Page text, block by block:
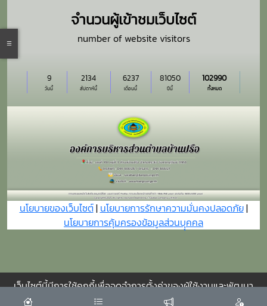
จำนวนผู้เข้าชมเว็บไซต์
number of website visitors
วันนี้
9
สัปดาห์นี้
2134
เดือนนี้
6237
ปีนี้
81050
ทั้งหมด
102990
นโยบายของเว็บไซต์| นโยบายการรักษาความมั่นคงปลอดภัย|
นโยบายการคุ้มครองข้อมูลส่วนบุุคคล
เว็บไซต์นี้มีการใช้คุกกี้เพื่อจดจำการตั้งค่าของผู้ใช้งานและพัฒนา
ประสบการณ์การใช้งานของคุณให้ดียิ่งขึ้น